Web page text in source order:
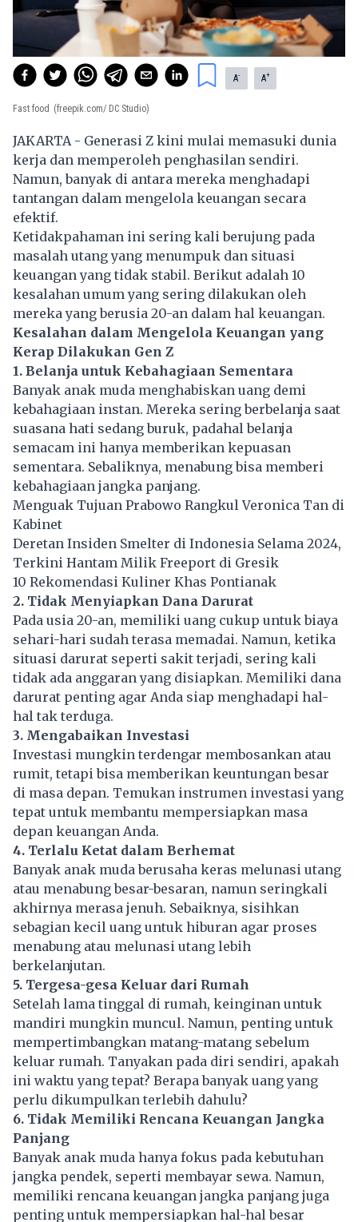
A- A+
Fast food (freepik.com/ DC Studio)
JAKARTA - Generasi Z kini mulai memasuki dunia
kerja dan memperoleh penghasilan sendiri.
Namun, banyak di antara mereka menghadapi
tantangan dalam mengelola keuangan secara
efektif.
Ketidakpahaman ini sering kali berujung pada
masalah utang yang menumpuk dan situasi
keuangan yang tidak stabil. Berikut adalah 10
kesalahan umum yang sering dilakukan oleh
mereka yang berusia 20-an dalam hal keuangan.
Kesalahan dalam Mengelola Keuangan yang
Kerap Dilakukan Gen Z
1. Belanja untuk Kebahagiaan Sementara
Banyak anak muda menghabiskan uang demi
kebahagiaan instan. Mereka sering berbelanja saat
suasana hati sedang buruk, padahal belanja
semacam ini hanya memberikan kepuasan
sementara. Sebaliknya, menabung bisa memberi
kebahagiaan jangka panjang.
Menguak Tujuan Prabowo Rangkul Veronica Tan di
Kabinet
Deretan Insiden Smelter di Indonesia Selama 2024,
Terkini Hantam Milik Freeport di Gresik
10 Rekomendasi Kuliner Khas Pontianak
2. Tidak Menyiapkan Dana Darurat
Pada usia 20-an, memiliki uang cukup untuk biaya
sehari-hari sudah terasa memadai. Namun, ketika
situasi darurat seperti sakit terjadi, sering kali
tidak ada anggaran yang disiapkan. Memiliki dana
darurat penting agar Anda siap menghadapi hal-
hal tak terduga.
3. Mengabaikan Investasi
Investasi mungkin terdengar membosankan atau
rumit, tetapi bisa memberikan keuntungan besar
di masa depan. Temukan instrumen investasi yang
tepat untuk membantu mempersiapkan masa
depan keuangan Anda.
4. Terlalu Ketat dalam Berhemat
Banyak anak muda berusaha keras melunasi utang
atau menabung besar-besaran, namun seringkali
akhirnya merasa jenuh. Sebaiknya, sisihkan
sebagian kecil uang untuk hiburan agar proses
menabung atau melunasi utang lebih
berkelanjutan.
5. Tergesa-gesa Keluar dari Rumah
Setelah lama tinggal di rumah, keinginan untuk
mandiri mungkin muncul. Namun, penting untuk
mempertimbangkan matang-matang sebelum
keluar rumah. Tanyakan pada diri sendiri, apakah
ini waktu yang tepat? Berapa banyak uang yang
perlu dikumpulkan terlebih dahulu?
6. Tidak Memiliki Rencana Keuangan Jangka
Panjang
Banyak anak muda hanya fokus pada kebutuhan
jangka pendek, seperti membayar sewa. Namun,
memiliki rencana keuangan jangka panjang juga
penting untuk mempersiapkan hal-hal besar